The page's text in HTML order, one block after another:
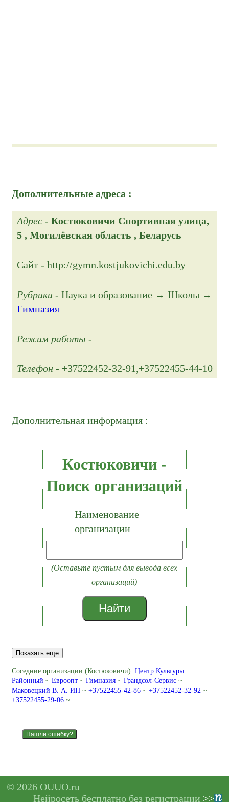
Дополнительные адреса :
Адрес -Костюковичи Спортивная улица,
5 , Могилёвская область , Беларусь
Сайт - http://gymn.kostjukovichi.edu.by
Рубрики - Наука и образование → Школы →
Гимназия
Режим работы -
Телефон - +37522452-32-91,+37522455-44-10
Дополнительная информация :
Костюковичи -
Поиск организаций
Наименование
организации
(Оставьте пустым для вывода всех
организаций)
Найти
Показать еще
Соседние организации (Костюковичи):Центр Культуры
Районный ~Евроопт ~Гимназия ~Грандсол-Сервис ~
Маковецкий В. А. ИП ~+37522455-42-86~+37522452-32-92~
+37522455-29-06~
Нашли ошибку?
© 2026 OUUO.ru
Нейросеть бесплатно без регистрации >>